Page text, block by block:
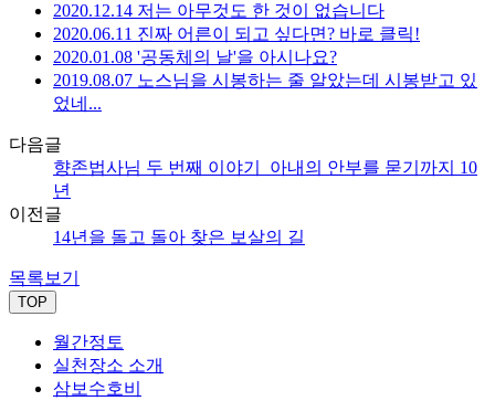
2020.12.14 저는 아무것도 한 것이 없습니다
2020.06.11 진짜 어른이 되고 싶다면? 바로 클릭!
2020.01.08 '공동체의 날'을 아시나요?
2019.08.07 노스님을 시봉하는 줄 알았는데 시봉받고 있
었네...
다음글
향존법사님 두 번째 이야기_아내의 안부를 묻기까지 10
년
이전글
14년을 돌고 돌아 찾은 보살의 길
목록보기
TOP
월간정토
실천장소 소개
삼보수호비